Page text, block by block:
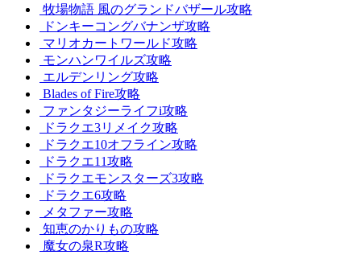
牧場物語 風のグランドバザール攻略
ドンキーコングバナンザ攻略
マリオカートワールド攻略
モンハンワイルズ攻略
エルデンリング攻略
Blades of Fire攻略
ファンタジーライフi攻略
ドラクエ3リメイク攻略
ドラクエ10オフライン攻略
ドラクエ11攻略
ドラクエモンスターズ3攻略
ドラクエ6攻略
メタファー攻略
知恵のかりもの攻略
魔女の泉R攻略